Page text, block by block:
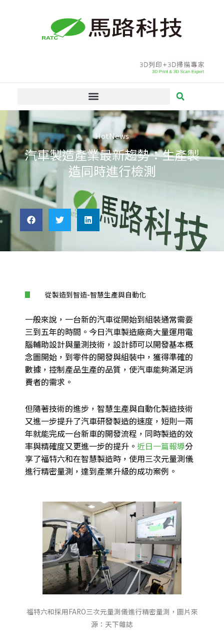
HotNews
汽車製造產業最新趨勢：生產製
造同時進行檢測
從製造到智造-智慧生產與自動化
一般來說，一台新的汽車從開始到組裝通常需要
三到五年的時間。今日汽車製造廠商大量運用電
腦輔助設計與量測技術，設計師可以開發基本概
念圖開始，到零件的開發與組裝中，獲得準確的
數據，控制產品生產的品質，使汽車能夠滿足消
費者的需求。
但隨著技術的進步，智慧生產與自動化製造技術
又進一步提升了汽車研發製造的速度，短則一兩
年就能完成一台新車的開發流程，同時製造的效
率與精確度又更進一步的提升。 近日一篇報導分
享了福特六和在智慧製造時，使用三次元量測儀
進行精密量測，達到產業升級的成功案例。
福特六和採用FARO三次元量測儀進行精密量測，圖片來
源：天下雜誌